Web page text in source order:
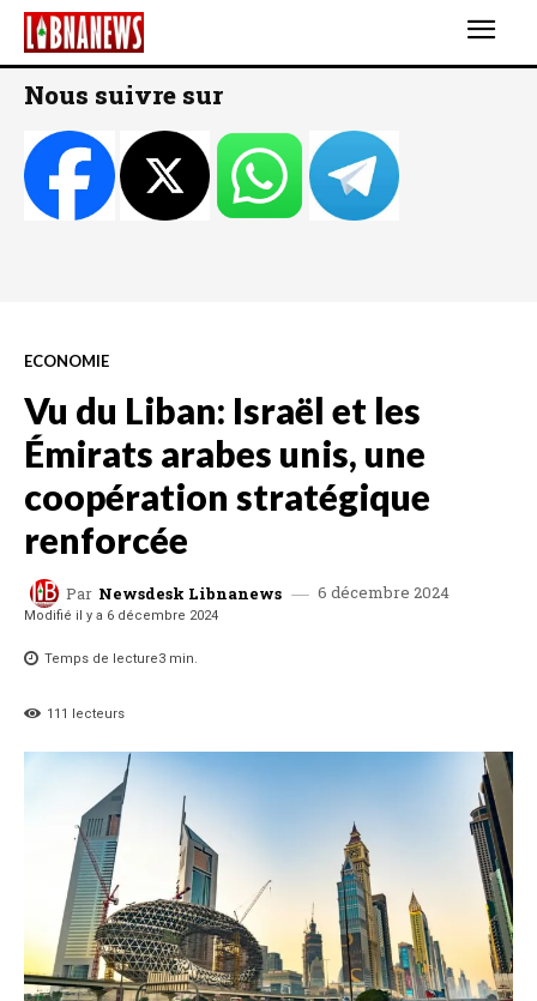
Nous suivre sur
ECONOMIE
Vu du Liban: Israël et les
Émirats arabes unis, une
coopération stratégique
renforcée
Par Newsdesk Libnanews 6 décembre 2024
Modifié il y a 6 décembre 2024
Temps de lecture3 min.
111 lecteurs